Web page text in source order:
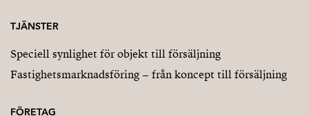
TJÄNSTER
Speciell synlighet för objekt till försäljning
Fastighetsmarknadsföring – från koncept till försäljning
FÖRETAG